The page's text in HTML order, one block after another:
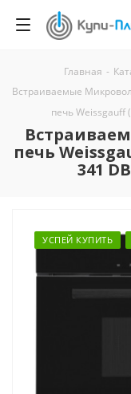
Главная -
Встраиваемые
печь Weissgauff
печь
341
УСПЕЙ КУПИТЬ